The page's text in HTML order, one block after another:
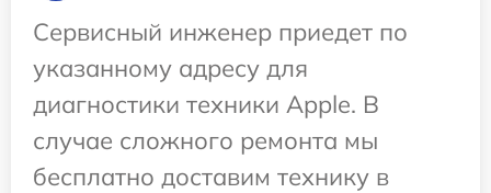
Сервисный инженер приедет по
указанному адресу для
диагностики техники Apple. В
случае сложного ремонта мы
бесплатно доставим технику в